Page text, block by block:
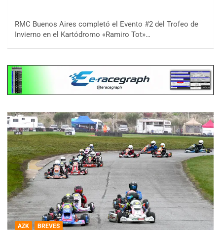
RMC Buenos Aires completó el Evento #2 del Trofeo de
Invierno en el Kartódromo «Ramiro Tot»…
AZK BREVES